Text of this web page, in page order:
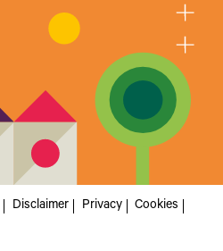
Disclaimer Privacy
Cookies